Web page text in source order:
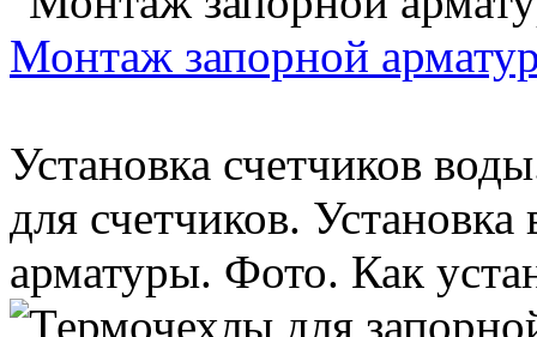
Монтаж запорной
Установка счетчиков
для счетчиков.
арматуры. Фото. Как